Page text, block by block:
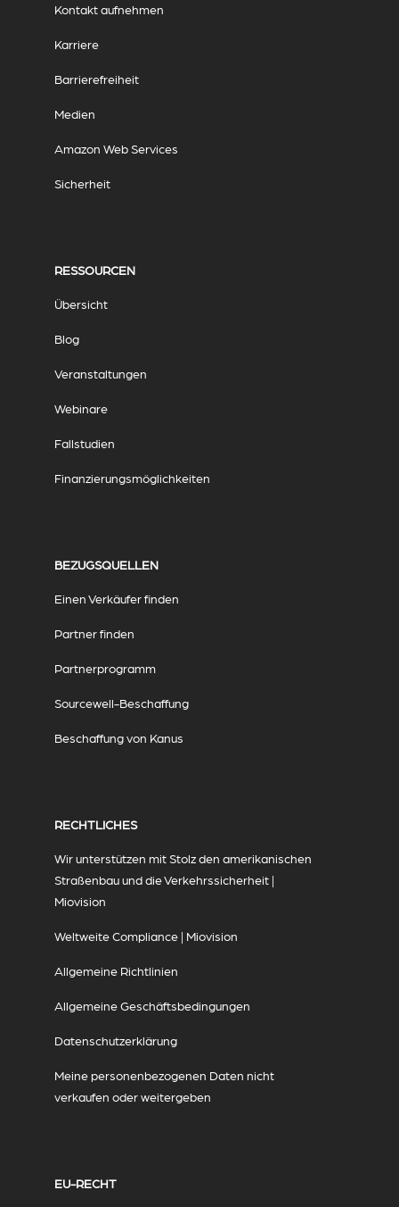
Kontakt aufnehmen
Karriere
Barrierefreiheit
Medien
Amazon Web Services
Sicherheit
RESSOURCEN
Übersicht
Blog
Veranstaltungen
Webinare
Fallstudien
Finanzierungsmöglichkeiten
BEZUGSQUELLEN
Einen Verkäufer finden
Partner finden
Partnerprogramm
Sourcewell-Beschaffung
Beschaffung von Kanus
RECHTLICHES
Wir unterstützen mit Stolz den amerikanischen
Straßenbau und die Verkehrssicherheit |
Miovision
Weltweite Compliance | Miovision
Allgemeine Richtlinien
Allgemeine Geschäftsbedingungen
Datenschutzerklärung
Meine personenbezogenen Daten nicht
verkaufen oder weitergeben
EU-RECHT